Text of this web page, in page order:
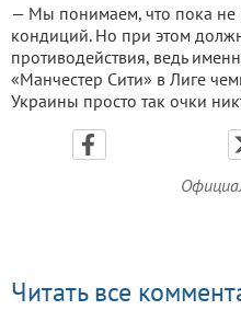
— Мы понимаем, что пока не
кондиций. Но при этом
противодействия, ведь
«Манчестер Сити» в Лиге
Украины просто так очки
Читать все